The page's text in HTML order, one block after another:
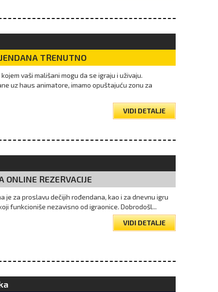
TRENUTNO
vaši mališani mogu da se igraju i uživaju.
uz haus animatore, imamo opuštajuću zonu za
VIDI DETALJE
ONLINE REZERVACIJE
je za proslavu dečijih rođendana, kao i za dnevnu igru
funkcioniše nezavisno od igraonice. Dobrodošl...
VIDI DETALJE